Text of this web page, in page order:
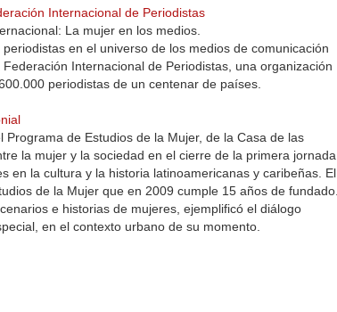
Internacional de Periodistas
La mujer en los medios.
en el universo de los medios de comunicación
Internacional de Periodistas, una organización
periodistas de un centenar de países.
de Estudios de la Mujer, de la Casa de las
la mujer y la sociedad en el cierre de la primera jornada
en la cultura y la historia latinoamericanas y caribeñas. El
de la Mujer que en 2009 cumple 15 años de fundado.
e historias de mujeres, ejemplificó el diálogo
en el contexto urbano de su momento.